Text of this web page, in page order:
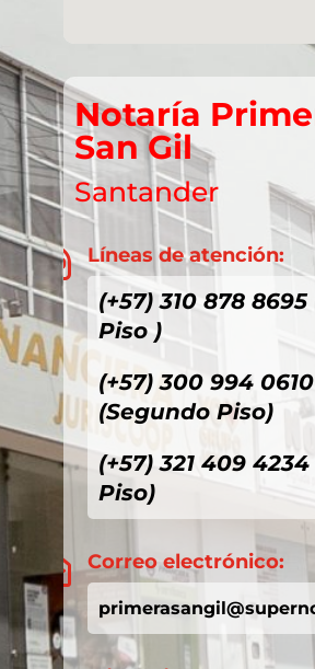
Notaría
San Gil
Santander
 Líneas de atención:
(+57) 310 878
Piso )
(+57) 300 994 0610
(Segundo Piso)
(+57) 321 409
Piso)
 Correo electrónico: